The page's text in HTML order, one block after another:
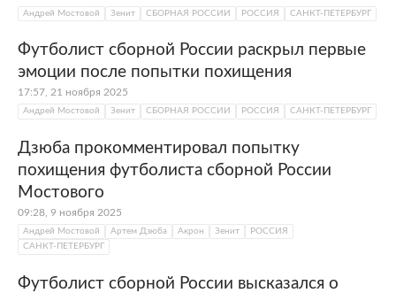
Андрей Мостовой Зенит СБОРНАЯ РОССИИ РОССИЯ САНКТ-ПЕТЕРБУРГ
Футболист сборной России раскрыл первые
эмоции после попытки похищения
17:57, 21 ноября 2025
Андрей Мостовой Зенит СБОРНАЯ РОССИИ РОССИЯ САНКТ-ПЕТЕРБУРГ
Дзюба прокомментировал попытку
похищения футболиста сборной России
Мостового
09:28, 9 ноября 2025
Андрей Мостовой Артем Дзюба Акрон Зенит
РОССИЯ
САНКТ-ПЕТЕРБУРГ
Футболист сборной России высказался о